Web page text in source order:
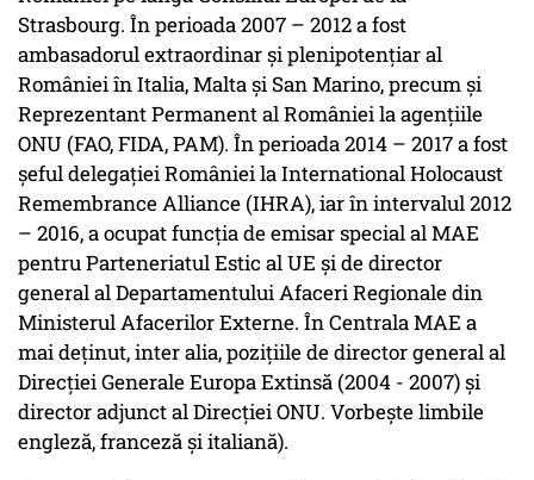
Strasbourg. În perioada 2007 – 2012 a fost
ambasadorul extraordinar şi plenipotenţiar al
României în Italia, Malta și San Marino, precum și
Reprezentant Permanent al României la agențiile
ONU (FAO, FIDA, PAM). În perioada 2014 – 2017 a fost
șeful delegației României la International Holocaust
Remembrance Alliance (IHRA), iar în intervalul 2012
– 2016, a ocupat funcția de emisar special al MAE
pentru Parteneriatul Estic al UE și de director
general al Departamentului Afaceri Regionale din
Ministerul Afacerilor Externe. În Centrala MAE a
mai deținut, inter alia, pozițiile de director general al
Direcției Generale Europa Extinsă (2004 - 2007) și
director adjunct al Direcției ONU. Vorbește limbile
engleză, franceză și italiană).